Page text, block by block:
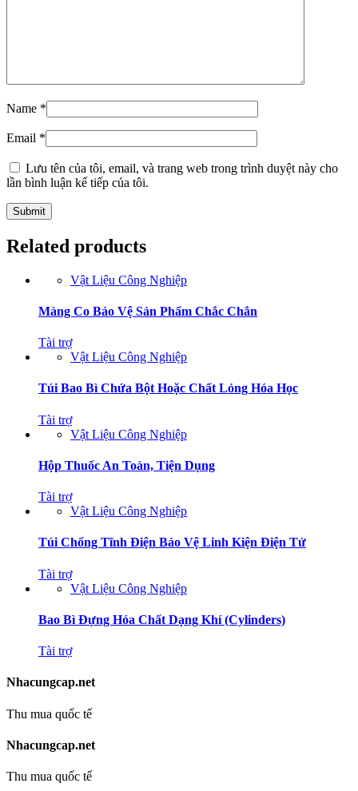
Name *
Email *
Lưu tên của tôi, email, và trang web trong trình duyệt này cho
lần bình luận kế tiếp của tôi.
Related products
Vật Liệu Công Nghiệp
Màng Co Bảo Vệ Sản Phẩm Chắc Chắn
Tài trợ
Vật Liệu Công Nghiệp
Túi Bao Bì Chứa Bột Hoặc Chất Lỏng Hóa Học
Tài trợ
Vật Liệu Công Nghiệp
Hộp Thuốc An Toàn, Tiện Dụng
Tài trợ
Vật Liệu Công Nghiệp
Túi Chống Tĩnh Điện Bảo Vệ Linh Kiện Điện Tử
Tài trợ
Vật Liệu Công Nghiệp
Bao Bì Đựng Hóa Chất Dạng Khí (Cylinders)
Tài trợ
Nhacungcap.net
Thu mua quốc tế
Nhacungcap.net
Thu mua quốc tế